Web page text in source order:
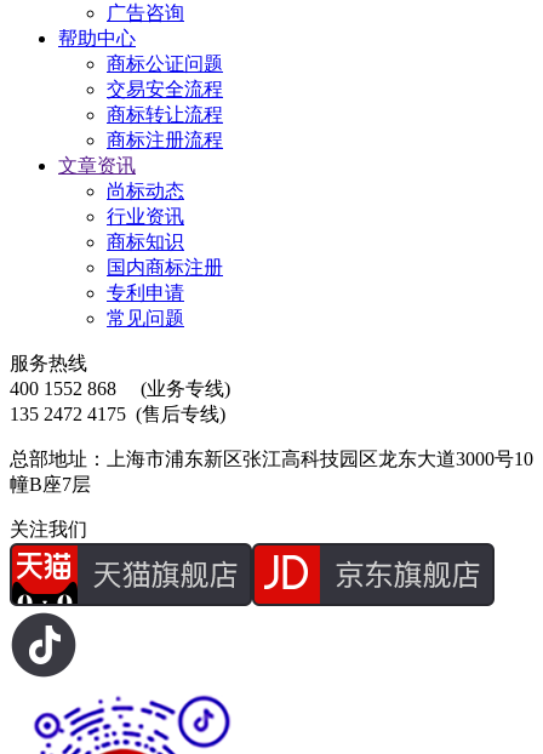
广告咨询
帮助中心
商标公证问题
交易安全流程
商标转让流程
商标注册流程
文章资讯
尚标动态
行业资讯
商标知识
国内商标注册
专利申请
常见问题
服务热线
400 1552 868
(业务专线)
135 2472 4175 (售后专线)
总部地址：上海市浦东新区张江高科技园区龙东大道3000号10
幢B座7层
关注我们